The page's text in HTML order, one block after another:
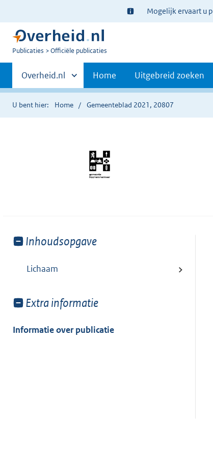
Ter
informatie:
Mogelijk ervaart u
U
Publicaties Officiële publicaties
Primaire
navigatie
Andere
sites
binnen
Overheid.nl Home Uitgebreid zoeken
U bent hier: Home Gemeenteblad 2021, 20807
Toon
van:
Inhoudsopgave
Lichaam
Toon
van:
Extra informatie
Informatie over publicatie